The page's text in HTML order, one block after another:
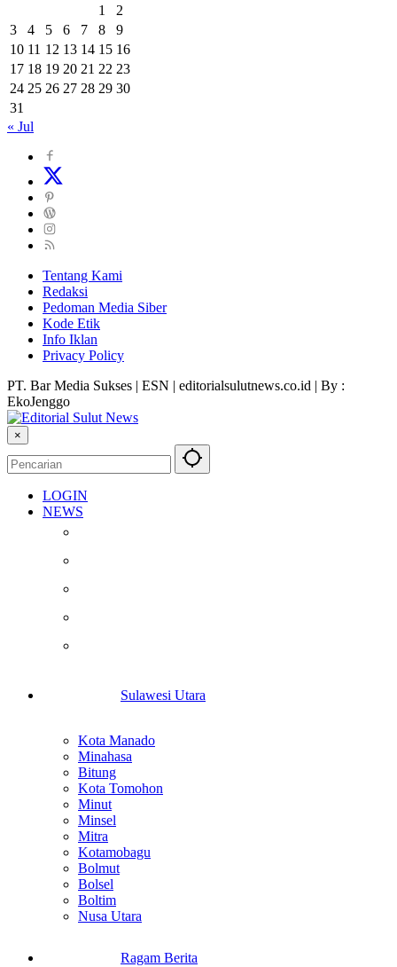
1
2
3
4 5 6 7 8
9
10 11 12 13 14 15 16
17 18 19 20 21 22 23
24 25 26 27 28 29 30
31
« Jul
Tentang Kami
Redaksi
Pedoman Media Siber
Kode Etik
Info Iklan
Privacy Policy
PT. Bar Media Sukses | ESN | editorialsulutnews.co.id | By :
EkoJenggo
×
LOGIN
NEWS
Sulawesi Utara
Kota Manado
Minahasa
Bitung
Kota Tomohon
Minut
Minsel
Mitra
Kotamobagu
Bolmut
Bolsel
Boltim
Nusa Utara
Ragam Berita